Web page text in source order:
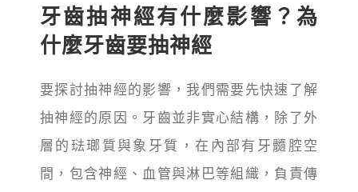
牙齒抽神經有什麼影響？為
什麼牙齒要抽神經
要探討抽神經的影響，我們需要先快速了解
抽神經的原因。牙齒並非實心結構，除了外
層的琺瑯質與象牙質，在內部有牙髓腔空
間，包含神經、血管與淋巴等組織，負責傳